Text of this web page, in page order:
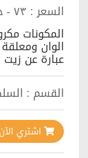
السعر : ٧٣ - جـم
المكونات
الوان
عبارة عن
القسم :
اشتري الآن